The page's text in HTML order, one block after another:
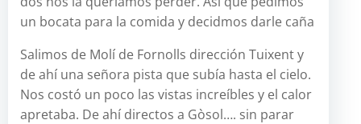
un bocata para la comida y decidmos darle caña
Salimos de Molí de Fornolls dirección Tuixent y
de ahí una señora pista que subía hasta el cielo.
Nos costó un poco las vistas increíbles y el calor
apretaba. De ahí directos a Gòsol…. sin parar